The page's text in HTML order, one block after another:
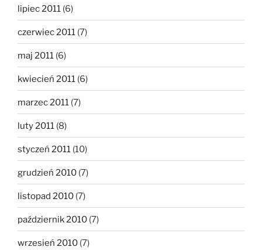
lipiec 2011 (6)
czerwiec 2011 (7)
maj 2011 (6)
kwiecień 2011 (6)
marzec 2011 (7)
luty 2011 (8)
styczeń 2011 (10)
grudzień 2010 (7)
listopad 2010 (7)
październik 2010 (7)
wrzesień 2010 (7)